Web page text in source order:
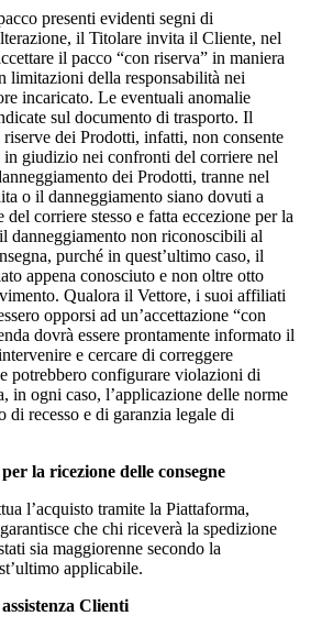
presenti evidenti segni di
il Titolare invita il Cliente, nel
il pacco “con riserva” in maniera
limitazioni della responsabilità nei
incaricato. Le eventuali anomalie
sul documento di trasporto. Il
dei Prodotti, infatti, non consente
in giudizio nei confronti del corriere nel
dei Prodotti, tranne nel
o il danneggiamento siano dovuti a
corriere stesso e fatta eccezione per la
danneggiamento non riconoscibili al
purché in quest’ultimo caso, il
appena conosciuto e non oltre otto
Qualora il Vettore, i suoi affiliati
opporsi ad un’accettazione “con
dovrà essere prontamente informato il
e cercare di correggere
potrebbero configurare violazioni di
in ogni caso, l’applicazione delle norme
di recesso e di garanzia legale di
la ricezione delle consegne
l’acquisto tramite la Piattaforma,
che chi riceverà la spedizione
sia maggiorenne secondo la
applicabile.
Clienti